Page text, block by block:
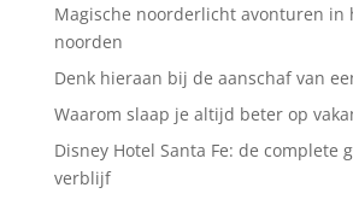
Magische noorderlicht avonturen in
noorden
Denk hieraan bij de aanschaf van
Waarom slaap je altijd beter op
Disney Hotel Santa Fe: de complete
verblijf